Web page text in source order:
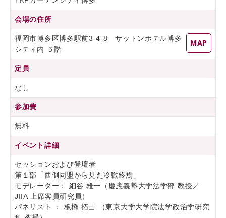
会場の住所
MAP
福岡市博多区博多駅前3-4-8 サットンホテル博多
シティ内 ５階
定員
なし
参加費
無料
イベント詳細
セッションおよび登壇者
第１部「西側同盟から見た冷戦終焉」
モデレーター： 細谷 雄一（慶應義塾大学法学部 教授／
JIIA 上席客員研究員）
パネリスト ： 板橋 拓己 （東京大学大学院法学政治学研究